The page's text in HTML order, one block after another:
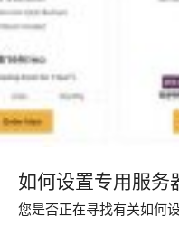
如何设置专用服务
您是否正在寻找有关如何